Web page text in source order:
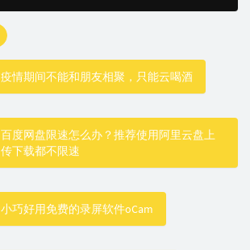
疫情期间不能和朋友相聚，只能云喝酒
百度网盘限速怎么办？推荐使用阿里云盘上
传下载都不限速
小巧好用免费的录屏软件oCam